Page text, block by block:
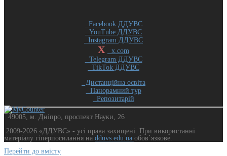
Facebook ДДУВС
YouTube ДДУВС
Instagram ДДУВС
X
x.com
Telegram ДДУВС
TikTok ДДУВС
Дистанційна освіта
Панорамний тур
Репозитарій
49005, м. Дніпро, проспект Науки, 26
2009-2026 «ДДУВС» - усi права захищенi. При використанні
матеріалу гіперпосилання на dduvs.edu.ua обов`язкове.
Перейти до вмісту